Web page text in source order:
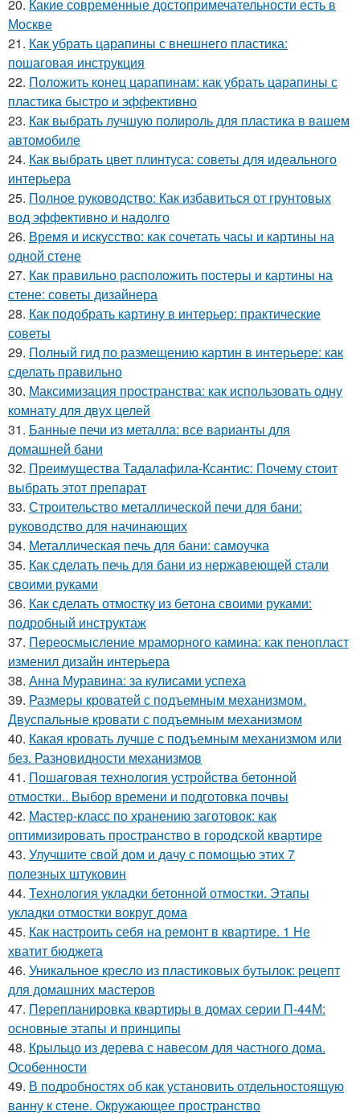
20. Какие современные достопримечательности есть в
Москве
21. Как убрать царапины с внешнего пластика:
пошаговая инструкция
22. Положить конец царапинам: как убрать царапины с
пластика быстро и эффективно
23. Как выбрать лучшую полироль для пластика в вашем
автомобиле
24. Как выбрать цвет плинтуса: советы для идеального
интерьера
25. Полное руководство: Как избавиться от грунтовых
вод эффективно и надолго
26. Время и искусство: как сочетать часы и картины на
одной стене
27. Как правильно расположить постеры и картины на
стене: советы дизайнера
28. Как подобрать картину в интерьер: практические
советы
29. Полный гид по размещению картин в интерьере: как
сделать правильно
30. Максимизация пространства: как использовать одну
комнату для двух целей
31. Банные печи из металла: все варианты для
домашней бани
32. Преимущества Тадалафила-Ксантис: Почему стоит
выбрать этот препарат
33. Строительство металлической печи для бани:
руководство для начинающих
34. Металлическая печь для бани: самоучка
35. Как сделать печь для бани из нержавеющей стали
своими руками
36. Как сделать отмостку из бетона своими руками:
подробный инструктаж
37. Переосмысление мраморного камина: как пенопласт
изменил дизайн интерьера
38. Анна Муравина: за кулисами успеха
39. Размеры кроватей с подъемным механизмом.
Двуспальные кровати с подъемным механизмом
40. Какая кровать лучше с подъемным механизмом или
без. Разновидности механизмов
41. Пошаговая технология устройства бетонной
отмостки.. Выбор времени и подготовка почвы
42. Мастер-класс по хранению заготовок: как
оптимизировать пространство в городской квартире
43. Улучшите свой дом и дачу с помощью этих 7
полезных штуковин
44. Технология укладки бетонной отмостки. Этапы
укладки отмостки вокруг дома
45. Как настроить себя на ремонт в квартире. 1 Не
хватит бюджета
46. Уникальное кресло из пластиковых бутылок: рецепт
для домашних мастеров
47. Перепланировка квартиры в домах серии П-44М:
основные этапы и принципы
48. Крыльцо из дерева с навесом для частного дома.
Особенности
49. В подробностях об как установить отдельностоящую
ванну к стене. Окружающее пространство